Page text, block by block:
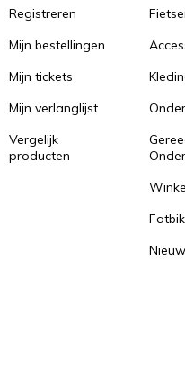
Registreren
Mijn bestellingen
Mijn tickets
Mijn verlanglijst
Vergelijk
producten